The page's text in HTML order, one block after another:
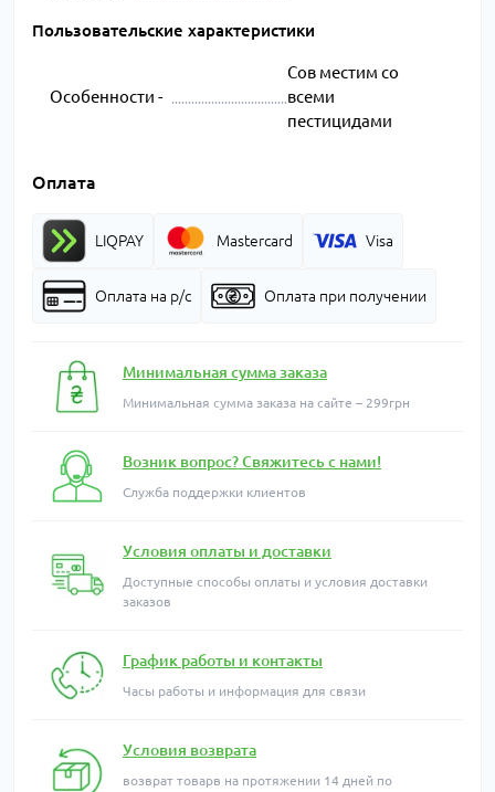
Пользовательские характеристики
Особенности -
Сов местим со
всеми
пестицидами
Оплата
LIQPAY Mastercard Visa
Оплата на р/с Оплата при получении
Минимальная сумма заказа
Минимальная сумма заказа на сайте – 299грн
Возник вопрос? Свяжитесь с нами!
Служба поддержки клиентов
Условия оплаты и доставки
Доступные способы оплаты и условия доставки
заказов
График работы и контакты
Часы работы и информация для связи
Условия возврата
возврат товарв на протяжении 14 дней по